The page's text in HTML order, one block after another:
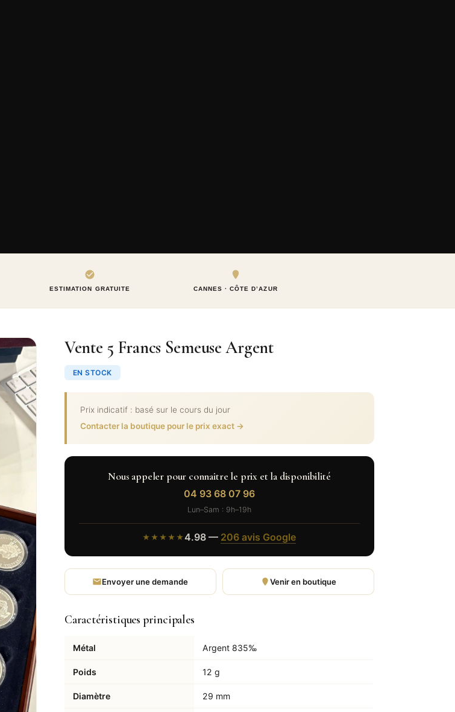
ESTIMATION GRATUITE CANNES · CÔTE D’AZUR
Vente 5 Francs Semeuse Argent
EN STOCK
Prix indicatif : basé sur le cours du jour
Contacter la boutique pour le prix exact →
Nous appeler pour connaitre le prix et la disponibilité
04 93 68 07 96
Lun–Sam : 9h–19h
★★★★★4.98 — 206 avis Google
Envoyer une demande Venir en boutique
Caractéristiques principales
Métal Argent 835‰
Poids 12 g
Diamètre 29 mm